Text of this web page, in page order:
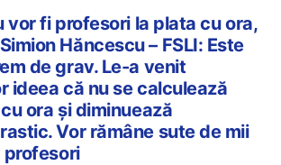
vor fi profesori la plata cu ora,
Hăncescu – FSLI: Este
de grav. Le-a venit
ideea că nu se calculează
ora și diminuează
Vor rămâne sute de mii